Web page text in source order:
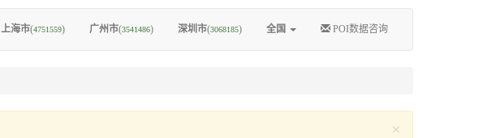
上海市(4751559) 广州市(3541486) 深圳市(3068185) 全国 POI数据咨询
×